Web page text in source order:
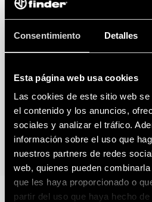
Consentimiento Detalles
Esta página web usa cookies
Las cookies de este sitio web
el contenido y los anuncios,
sociales y analizar el tráfico.
información sobre el uso que
nuestros partners de redes
web, quienes pueden
que les haya proporcionado o
partir del uso que haya hecho